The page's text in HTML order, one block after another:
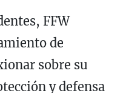
FFW
de
sobre su
y defensa